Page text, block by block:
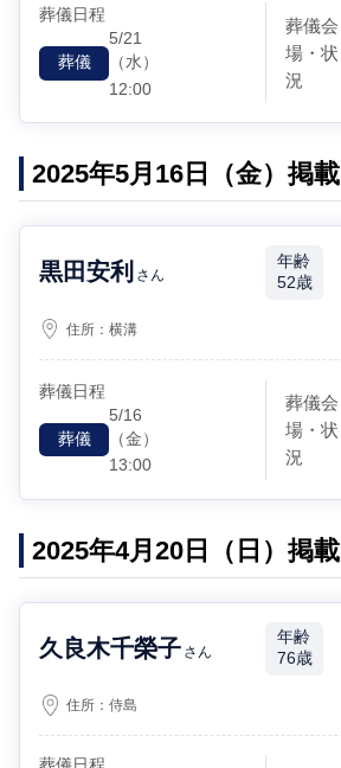
葬儀日程
葬儀
5/21
（水）
12:00
葬儀会
場・状
況
2025年5月16日（金）掲載
黒田安利 さん
年齢
52歳
住所：横溝
葬儀日程
葬儀
5/16
（金）
13:00
葬儀会
場・状
況
2025年4月20日（日）掲載
久良木千榮子 さん
年齢
76歳
住所：侍島